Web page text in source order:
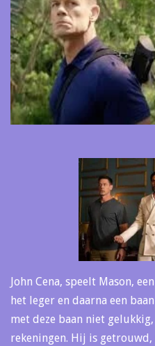
John Cena, speelt Mason,
het leger en daarna een
met deze baan niet
rekeningen. Hij is getrouwd,